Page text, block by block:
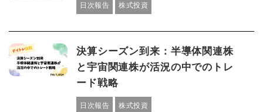
日次報告 株式投資
決算シーズン到来：半導体関連株
と宇宙関連株が活況の中でのトレ
ード戦略
日次報告 株式投資